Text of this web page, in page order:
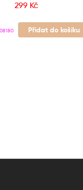
299 Kč
Přidat do košíku